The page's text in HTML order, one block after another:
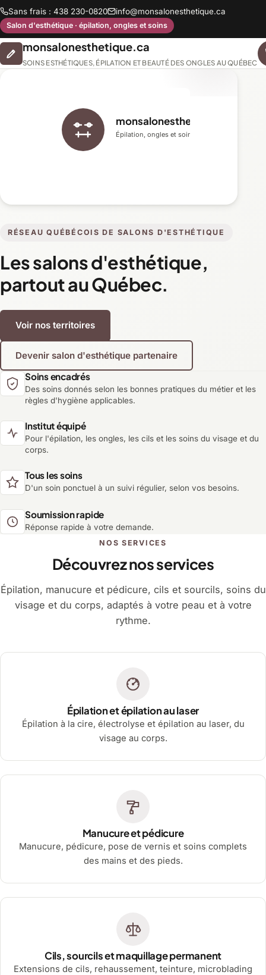
Sans frais : 438 230-0820 info@monsalonesthetique.ca
Salon d'esthétique · épilation, ongles et soins
monsalonesthetique.ca
SOINS ESTHÉTIQUES, ÉPILATION ET BEAUTÉ DES ONGLES AU QUÉBEC
RÉSEAU QUÉBÉCOIS DE SALONS D'ESTHÉTIQUE
Les salons d'esthétique,
partout au Québec.
Voir nos territoires
Devenir salon d'esthétique partenaire
monsalonesthetique.ca
Épilation, ongles et soins du visage
Soins encadrés
Des soins donnés selon les bonnes pratiques du métier et les
règles d'hygiène applicables.
Institut équipé
Pour l'épilation, les ongles, les cils et les soins du visage et du
corps.
Tous les soins
D'un soin ponctuel à un suivi régulier, selon vos besoins.
Soumission rapide
Réponse rapide à votre demande.
NOS SERVICES
Découvrez nos services
Épilation, manucure et pédicure, cils et sourcils, soins du
visage et du corps, adaptés à votre peau et à votre
rythme.
Épilation et épilation au laser
Épilation à la cire, électrolyse et épilation au laser, du
visage au corps.
Manucure et pédicure
Manucure, pédicure, pose de vernis et soins complets
des mains et des pieds.
Cils, sourcils et maquillage permanent
Extensions de cils, rehaussement, teinture, microblading